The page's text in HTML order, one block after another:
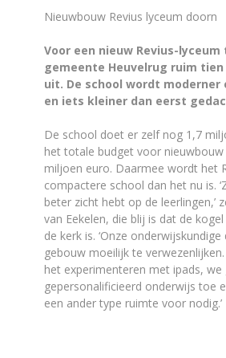
Nieuwbouw Revius lyceum doorn
Voor een nieuw Revius-
gemeente Heuvelrug ruim
uit. De school wordt moderner
en iets kleiner dan eerst
De school doet er zelf nog 1,7
het totale budget voor
miljoen euro. Daarmee wordt het
compactere school dan het nu is.
beter zicht hebt op de leerlingen,’
van Eekelen, die blij is dat de
de kerk is. ‘Onze
gebouw moeilijk te
het experimenteren met ipads, we
gepersonalificieerd onderwijs toe
een ander type ruimte voor nodig.’